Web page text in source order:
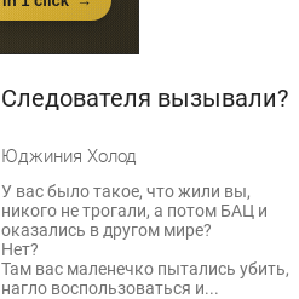
Следователя вызывали?
Юджиния Холод
У вас было такое, что жили вы,
никого не трогали, а потом БАЦ и
оказались в другом мире?
Нет?
Там вас маленечко пытались убить,
нагло воспользоваться и...